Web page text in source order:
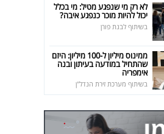
לא רק מי שנפגע מטיל: מי בכלל
יכול להיות מוכר כנפגע איבה?
בשיתוף לבנת פורן
ממינוס מיליון ל-100 מיליון: היזם
שהתחיל במודעה בעיתון ובנה
אימפריה
בשיתוף מערכת זירת הנדל"ן